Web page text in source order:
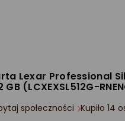
Lexar Professional
GB (LCXEXSL512G-
społeczności Kupiło 14